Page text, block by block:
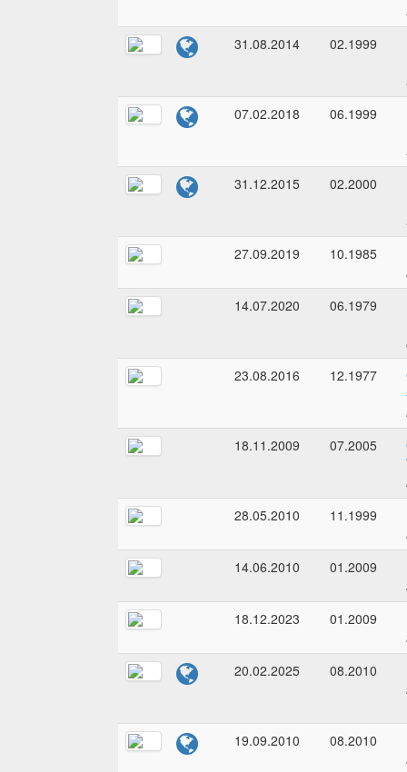
31.08.2014
02.1999
07.02.2018
06.1999
31.12.2015
02.2000
27.09.2019
10.1985
14.07.2020
06.1979
23.08.2016
12.1977
18.11.2009
07.2005
28.05.2010
11.1999
14.06.2010
01.2009
18.12.2023
01.2009
20.02.2025
08.2010
19.09.2010 08.2010